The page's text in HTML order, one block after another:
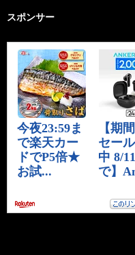
スポンサー